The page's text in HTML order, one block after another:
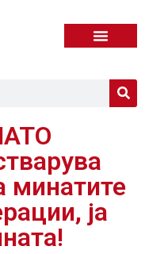
минатите
ја